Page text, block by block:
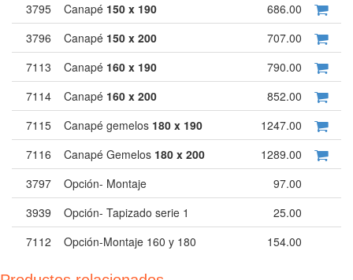
3795 Canapé 150 x 190
686.00
3796
Canapé 150 x 200
707.00
7113
Canapé 160 x 190
790.00
7114
Canapé 160 x 200
852.00
7115
Canapé gemelos 180 x 190
1247.00
7116
Canapé Gemelos 180 x 200
1289.00
3797
Opción- Montaje
97.00
3939
Opción- Tapizado serie 1
25.00
7112
Opción-Montaje 160 y 180 154.00